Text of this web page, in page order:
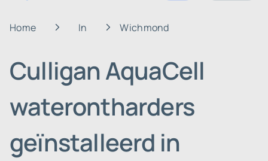
Home In Wichmond
Culligan AquaCell
waterontharders
geïnstalleerd in